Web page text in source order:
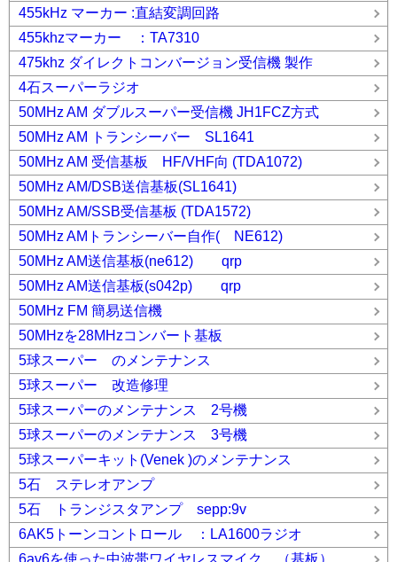
455kHz マーカー :直結変調回路
455khzマーカー ：TA7310
475khz ダイレクトコンバージョン受信機 製作
4石スーパーラジオ
50MHz AM ダブルスーパー受信機 JH1FCZ方式
50MHz AM トランシーバー SL1641
50MHz AM 受信基板 HF/VHF向 (TDA1072)
50MHz AM/DSB送信基板(SL1641)
50MHz AM/SSB受信基板 (TDA1572)
50MHz AMトランシーバー自作( NE612)
50MHz AM送信基板(ne612) qrp
50MHz AM送信基板(s042p) qrp
50MHz FM 簡易送信機
50MHzを28MHzコンバート基板
5球スーパー のメンテナンス
5球スーパー 改造修理
5球スーパーのメンテナンス 2号機
5球スーパーのメンテナンス 3号機
5球スーパーキット(Venek )のメンテナンス
5石 ステレオアンプ
5石 トランジスタアンプ sepp:9v
6AK5トーンコントロール ：LA1600ラジオ
6av6を使った中波帯ワイヤレスマイク （基板）